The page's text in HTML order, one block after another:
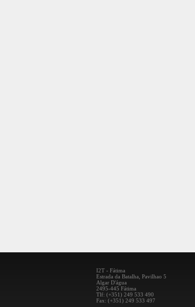
I2T - Fátima
Estrada da Batalha, Pavilhao 5
Algar D'água
2495-445 Fátima
Tlf: (+351) 249 533 490
Fax: (+351) 249 533 497